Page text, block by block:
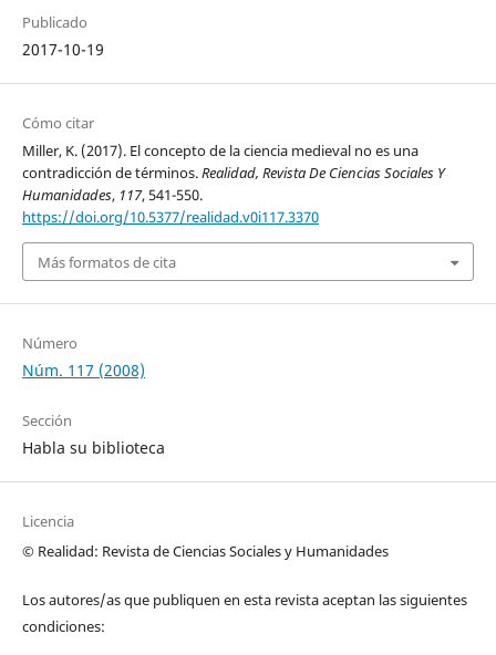
Publicado
2017-10-19
Cómo citar
Miller, K. (2017). El concepto de la ciencia medieval no es una
contradicción de términos.Realidad, Revista De Ciencias Sociales Y
Humanidades, 117, 541-550.
https://doi.org/10.5377/realidad.v0i117.3370
Más formatos de cita
Número
Núm. 117 (2008)
Sección
Habla su biblioteca
Licencia
© Realidad: Revista de Ciencias Sociales y Humanidades
Los autores/as que publiquen en esta revista aceptan las siguientes
condiciones: